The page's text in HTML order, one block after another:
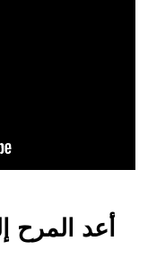
أعد المرح